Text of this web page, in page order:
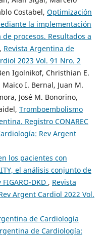
Costabel, Optimización
la implementación
procesos. Resultados a
, Revista Argentina de
2023 Vol. 91 Nro. 2
Igolnikof, Christhian E.
I. Bernal, Juan M.
José M. Bonorino,
Tromboembolismo
Registro CONAREC
Rev Argent
los pacientes con
el análisis conjunto de
DKD , Revista
Argent Cardiol 2022 Vol.
de Cardiología
de Cardiología: